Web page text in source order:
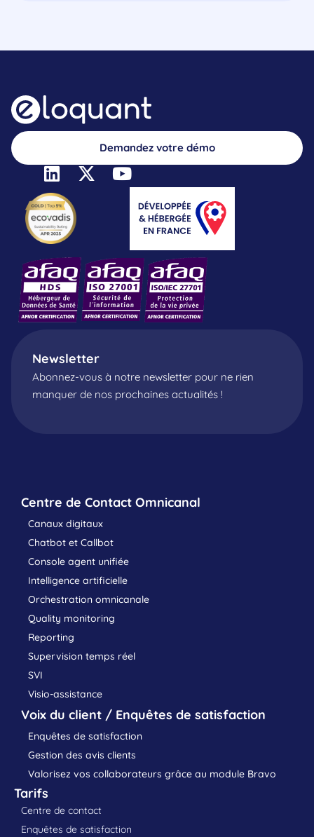
Demandez votre démo
Newsletter
Abonnez-vous à notre newsletter pour ne rien
manquer de nos prochaines actualités !
Centre de Contact Omnicanal
Canaux digitaux
Chatbot et Callbot
Console agent unifiée
Intelligence artificielle
Orchestration omnicanale
Quality monitoring
Reporting
Supervision temps réel
SVI
Visio-assistance
Voix du client / Enquêtes de satisfaction
Enquêtes de satisfaction
Gestion des avis clients
Valorisez vos collaborateurs grâce au module Bravo
Tarifs
Centre de contact
Enquêtes de satisfaction